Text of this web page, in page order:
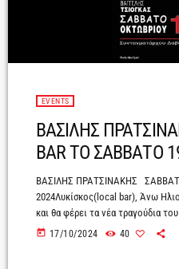
EVENTS
ΒΑΣΙΛΗΣ
BAR ΤΟ ΣΑΒΒΑΤΟ
ΒΑΣΙΛΗΣ ΠΡΑΤΣΙΝΑΚΗΣ
2024Λυκίσκος(local bar), Άνω
και θα φέρει τα νέα τραγούδια
παλιότερα στο bar Λυκισκος
today 17/10/2024 40